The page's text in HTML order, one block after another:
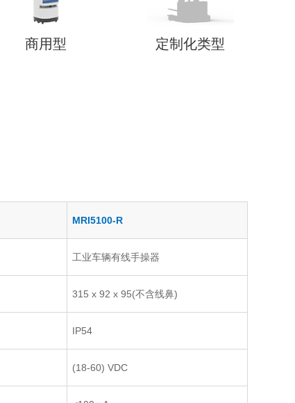
商用型 定制化类型
MRI5100-R
工业车辆有线手操器
315 x 92 x 95(不含线鼻)
IP54
(18-60) VDC